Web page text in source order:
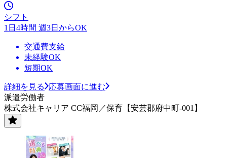
シフト
1日4時間 週3日からOK
交通費支給
未経験OK
短期OK
詳細を見る
応募画面に進む
派遣労働者
株式会社キャリア CC福岡／保育【安芸郡府中町-001】